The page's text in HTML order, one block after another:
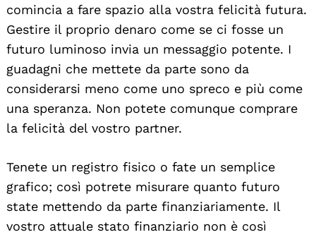
comincia a fare spazio alla vostra felicità futura.
Gestire il proprio denaro come se ci fosse un
futuro luminoso invia un messaggio potente. I
guadagni che mettete da parte sono da
considerarsi meno come uno spreco e più come
una speranza. Non potete comunque comprare
la felicità del vostro partner.
Tenete un registro fisico o fate un semplice
grafico; così potrete misurare quanto futuro
state mettendo da parte finanziariamente. Il
vostro attuale stato finanziario non è così